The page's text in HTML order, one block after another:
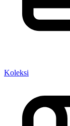
Koleksi